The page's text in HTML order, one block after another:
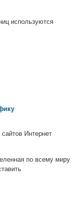
используются
Интернет
по всему миру